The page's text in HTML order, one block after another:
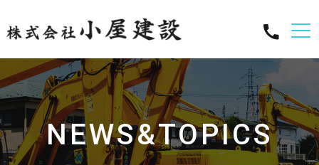
NEWS&TOPICS